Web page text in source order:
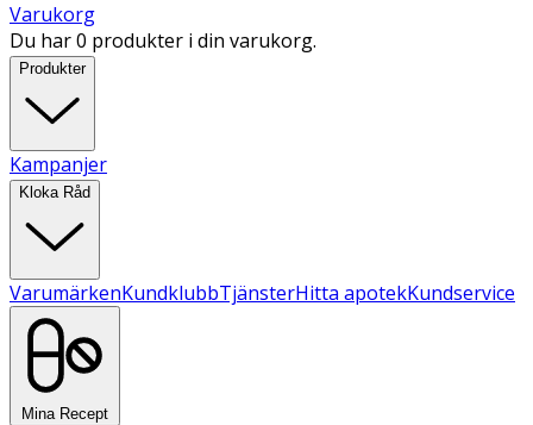
Varukorg
Du har 0 produkter i din varukorg.
Produkter
Kampanjer
Kloka Råd
VarumärkenKundklubbTjänsterHitta apotekKundservice
Mina Recept